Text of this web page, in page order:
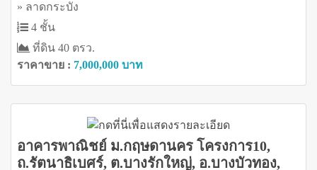
» ลาดกระบัง
4 ชั้น
ที่ดิน 40 ตรว.
ราคาขาย : 7,000,000 บาท
อาคารพาณิชย์ ม.กฤษดานคร โครงการ10,
ถ.รัตนาธิเบศร์, ต.บางรักใหญ่, อ.บางบัวทอง,